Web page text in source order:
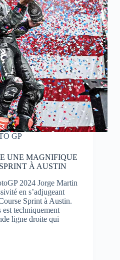
GP
UNE MAGNIFIQUE
À AUSTIN
2024 Jorge Martin
en s’adjugeant
Sprint à Austin.
techniquement
ligne droite qui